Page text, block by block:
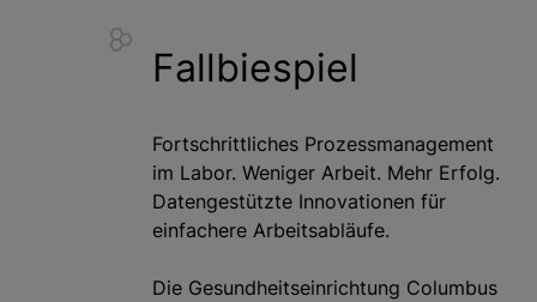
Fallbiespiel
Fortschrittliches Prozessmanagement
im Labor. Weniger Arbeit. Mehr Erfolg.
Datengestützte Innovationen für
einfachere Arbeitsabläufe.
Die Gesundheitseinrichtung Columbus